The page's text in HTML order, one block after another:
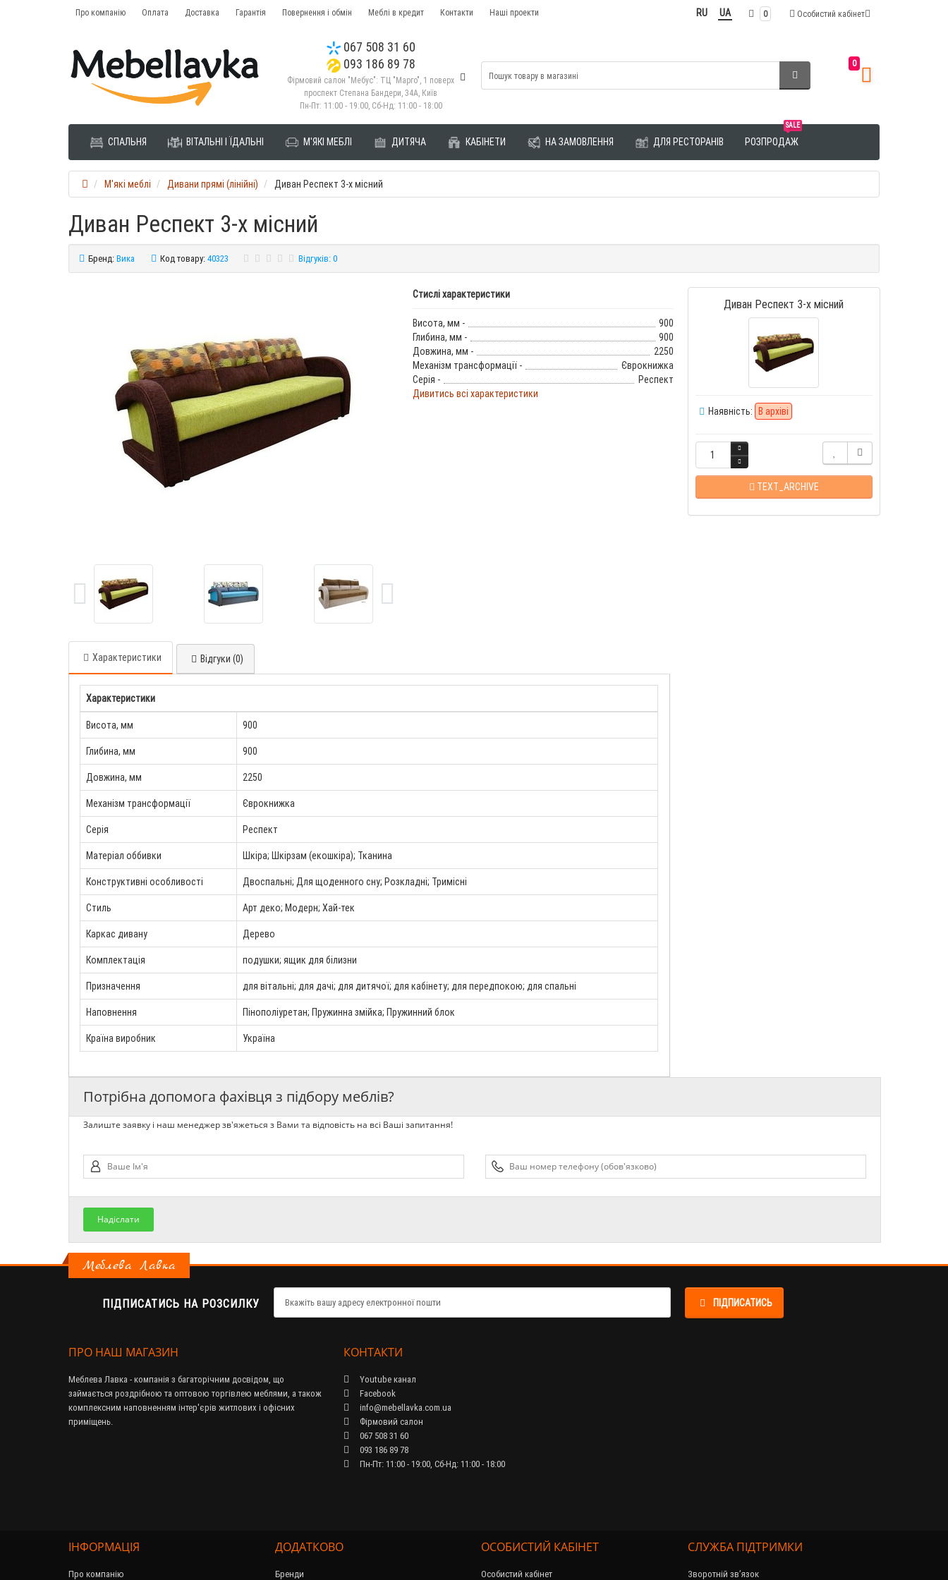
Про компанію Оплата Доставка Гарантія Повернення і обмін Меблі в кредит Контакти Наші проекти Особистий кабінет
0
RU UA
067 508 31 60
093 186 89 78
Фірмовий салон "Мебус": ТЦ "Марго", 1 поверх
проспект Степана Бандери, 34А, Київ
Пн-Пт: 11:00 - 19:00, Сб-Нд: 11:00 - 18:00
0
СПАЛЬНЯ ВІТАЛЬНІ І ЇДАЛЬНІ М'ЯКІ МЕБЛІ ДИТЯЧА КАБІНЕТИ НА ЗАМОВЛЕННЯ ДЛЯ РЕСТОРАНІВ
SALE
РОЗПРОДАЖ
М'які меблі Дивани прямі (лінійні) Диван Респект 3-х місний
Диван Респект 3-х місний
Бренд:Вика Код товару:40323 Відгуків: 0
Стислі характеристики
Висота, мм -
900
Глибина, мм -
900
Довжина, мм -
2250
Механізм трансформації -
Єврокнижка
Серія -
Респект
Дивитись всі характеристики
Диван Респект 3-х місний
Наявність: В архіві
TEXT_ARCHIVE
Характеристики Відгуки (0)
Характеристики
Висота, мм 900
Глибина, мм 900
Довжина, мм 2250
Механізм трансформації Єврокнижка
Серія Респект
Матеріал оббивки Шкіра; Шкірзам (екошкіра); Тканина
Конструктивні особливості Двоспальні; Для щоденного сну; Розкладні; Тримісні
Стиль Арт деко; Модерн; Хай-тек
Каркас дивану Дерево
Комплектація подушки; ящик для білизни
Призначення для вітальні; для дачі; для дитячої; для кабінету; для передпокою; для спальні
Наповнення Пінополіуретан; Пружинна змійка; Пружинний блок
Країна виробник Україна
Потрібна допомога фахівця з підбору меблів?
Залиште заявку і наш менеджер зв'яжеться з Вами та відповість на всі Ваші запитання!
Надіслати
Меблева Лавка
ПІДПИСАТИСЬ НА РОЗСИЛКУ ПІДПИСАТИСЬ
ПРО НАШ МАГАЗИН
Меблева Лавка - компанія з багаторічним досвідом, що
займається роздрібною та оптовою торгівлею меблями, а також
комплексним наповненням інтер'єрів житлових і офісних
приміщень.
КОНТАКТИ
Youtube канал
Facebook
info@mebellavka.com.ua
Фірмовий салон
067 508 31 60
093 186 89 78
Пн-Пт: 11:00 - 19:00, Сб-Нд: 11:00 - 18:00
ІНФОРМАЦІЯ
Про компанію
ДОДАТКОВО
Бренди
ОСОБИСТИЙ КАБІНЕТ
Особистий кабінет
СЛУЖБА ПІДТРИМКИ
Зворотній зв’язок